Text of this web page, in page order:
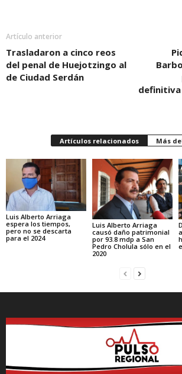
Artículo anterior
Trasladaron a cinco reos
del penal de Huejotzingo al
de Ciudad Serdán
Artículos relacionados Más
Luis Alberto Arriaga
espera los tiempos,
pero no se descarta
para el 2024
Luis Alberto Arriaga
causó daño patrimonial
por 93.8 mdp a San
Pedro Cholula sólo en el
2020